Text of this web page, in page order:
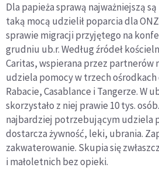
Dla papieża sprawą najważniejszą
taką mocą udzielił poparcia dla
sprawie migracji przyjętego na
grudniu ub.r. Według źródeł
Caritas, wspierana przez partnerów
udziela pomocy w trzech
Rabacie, Casablance i Tangerze. W
skorzystało z niej prawie 10 tys.
najbardziej potrzebującym udziela
dostarcza żywność, leki, ubrania.
zakwaterowanie. Skupia się
i małoletnich bez opieki.